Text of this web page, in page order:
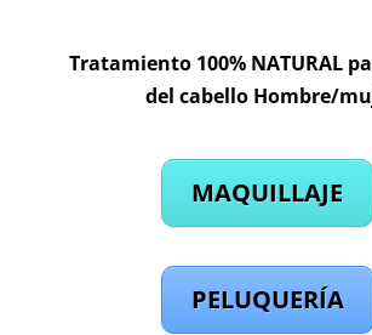
Tratamiento 100% NATURAL
del cabello Hombre/
MAQUILLAJE
PELUQUERÍA